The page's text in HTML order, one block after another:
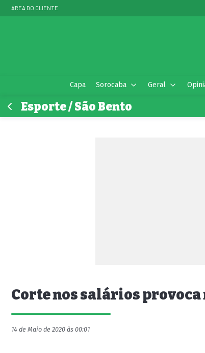
ÁREA DO CLIENTE
Capa Sorocaba Geral
Esporte / São Bento
Corte nos salários provoca
14 de Maio de 2020 às 00:01